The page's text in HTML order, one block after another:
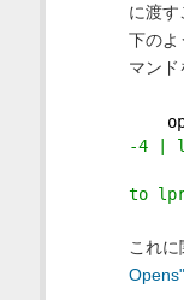
に渡す
下のよ
マンド
-4 |
to
これ